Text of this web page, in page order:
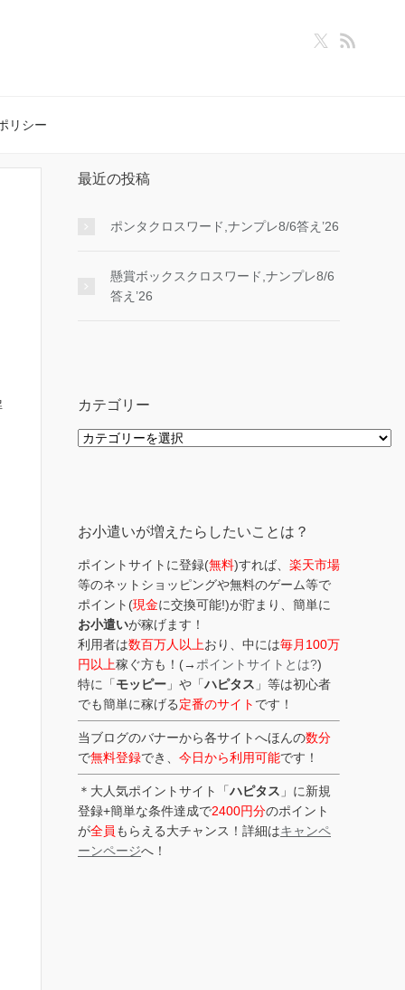
リシー
最近の投稿
ポンタクロスワード,ナンプレ8/6答え’26
懸賞ボックスクロスワード,ナンプレ8/6
答え’26
カテゴリー
カ
お小遣いが増えたらしたいことは？
ポイントサイトに登録(無料)すれば、 楽天市場
等のネットショッピングや無料のゲーム等で
ポイント(現金に交換可能!)が貯まり、簡単に
お小遣いが稼げます！
利用者は数百万人以上おり、中には毎月100万
円以上稼ぐ方も！(→ ポイントサイトとは?)
特に「モッピー 」や「ハピタス 」等は初心者
でも簡単に稼げる定番のサイト です！
当ブログのバナーから各サイトへほんの数分
で無料登録でき、 今日から利用可能です！
＊大人気ポイントサイト「ハピタス 」に新規
登録+簡単な条件達成で2400円分のポイント
が全員 もらえる大チャンス！詳細はキャンペ
ーンページへ！